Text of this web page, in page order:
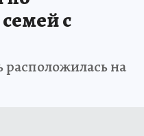
с
расположилась на